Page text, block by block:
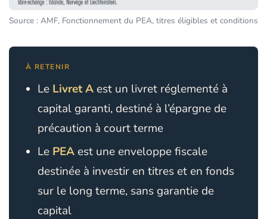
Source : AMF, Fonctionnement du PEA, titres éligibles et conditions
À RETENIR
Le Livret A est un livret réglementé à
capital garanti, destiné à l’épargne de
précaution à court terme
Le PEA est une enveloppe fiscale
destinée à investir en titres et en fonds
sur le long terme, sans garantie de
capital